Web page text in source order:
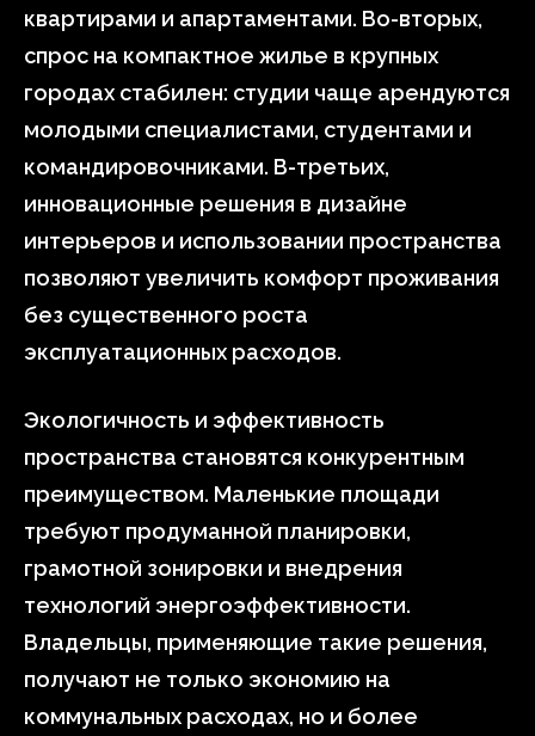
квартирами и апартаментами. Во-вторых,
спрос на компактное жилье в крупных
городах стабилен: студии чаще арендуются
молодыми специалистами, студентами и
командировочниками. В-третьих,
инновационные решения в дизайне
интерьеров и использовании пространства
позволяют увеличить комфорт проживания
без существенного роста
эксплуатационных расходов.
Экологичность и эффективность
пространства становятся конкурентным
преимуществом. Маленькие площади
требуют продуманной планировки,
грамотной зонировки и внедрения
технологий энергоэффективности.
Владельцы, применяющие такие решения,
получают не только экономию на
коммунальных расходах, но и более